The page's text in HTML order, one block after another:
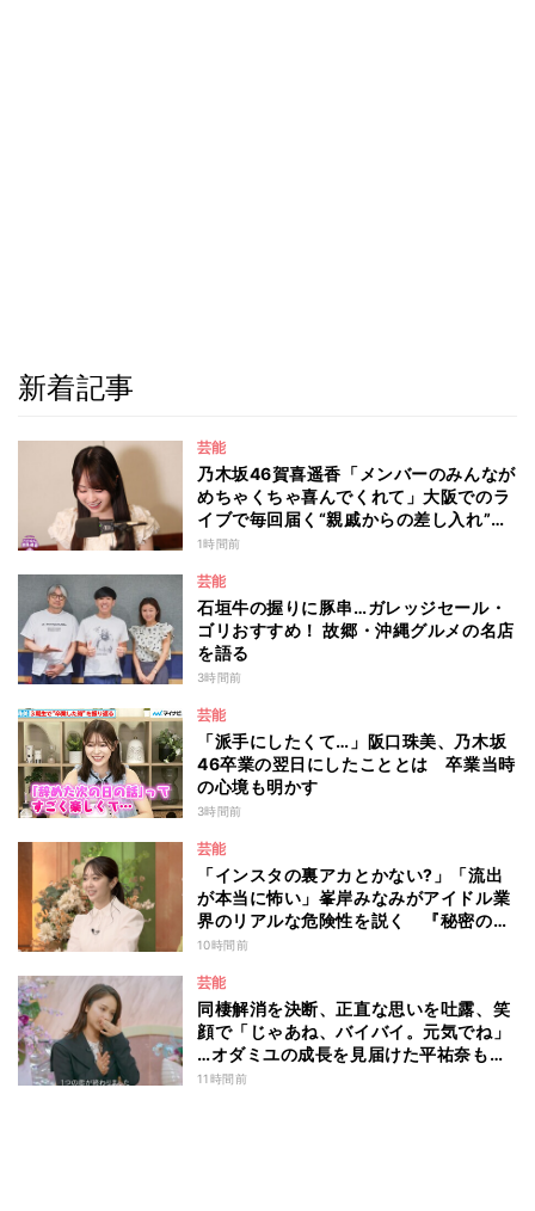
新着記事
芸能
乃木坂46賀喜遥香「メンバーのみんなが
めちゃくちゃ喜んでくれて」大阪でのラ
イブで毎回届く“親戚からの差し入れ”と
は？
1時間前
芸能
石垣牛の握りに豚串…ガレッジセール・
ゴリおすすめ！ 故郷・沖縄グルメの名店
を語る
3時間前
芸能
「派手にしたくて…」阪口珠美、乃木坂
46卒業の翌日にしたこととは 卒業当時
の心境も明かす
3時間前
芸能
「インスタの裏アカとかない?」「流出
が本当に怖い」峯岸みなみがアイドル業
界のリアルな危険性を説く 『秘密のマ
マ園』特別編
10時間前
芸能
同棲解消を決断、正直な思いを吐露、笑
顔で「じゃあね、バイバイ。元気でね」
…オダミユの成長を見届けた平祐奈も思
わず涙 『ガールオアレディ3』
11時間前